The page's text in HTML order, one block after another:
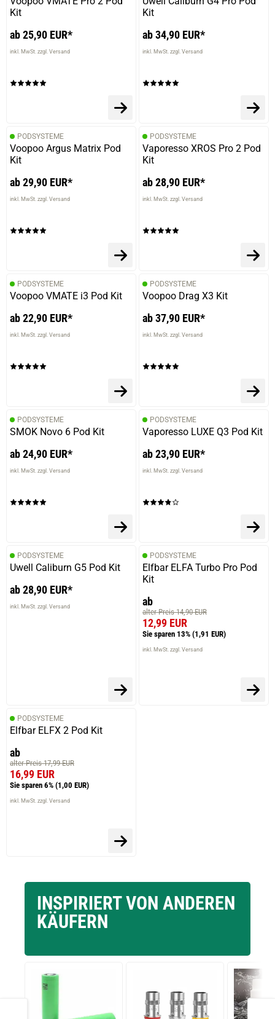
Kit
ab 25,90 EUR*
inkl. MwSt. zzgl. Versand
Kit
ab 34,90 EUR*
inkl. MwSt. zzgl. Versand
PODSYSTEME
Voopoo Argus Matrix Pod
Kit
ab 29,90 EUR*
inkl. MwSt. zzgl. Versand
PODSYSTEME
Vaporesso XROS Pro 2 Pod
Kit
ab 28,90 EUR*
inkl. MwSt. zzgl. Versand
PODSYSTEME
Voopoo VMATE i3 Pod Kit
ab 22,90 EUR*
inkl. MwSt. zzgl. Versand
PODSYSTEME
Voopoo Drag X3 Kit
ab 37,90 EUR*
inkl. MwSt. zzgl. Versand
PODSYSTEME
SMOK Novo 6 Pod Kit
ab 24,90 EUR*
inkl. MwSt. zzgl. Versand
PODSYSTEME
Vaporesso LUXE Q3 Pod Kit
ab 23,90 EUR*
inkl. MwSt. zzgl. Versand
PODSYSTEME
Uwell Caliburn G5 Pod Kit
ab 28,90 EUR*
inkl. MwSt. zzgl. Versand
PODSYSTEME
Elfbar ELFA Turbo Pro Pod
Kit
ab
alter Preis 14,90 EUR
12,99 EUR
Sie sparen 13% (1,91 EUR)
inkl. MwSt. zzgl. Versand
PODSYSTEME
Elfbar ELFX 2 Pod Kit
ab
alter Preis 17,99 EUR
16,99 EUR
Sie sparen 6% (1,00 EUR)
inkl. MwSt. zzgl. Versand
INSPIRIERT VON ANDEREN
KÄUFERN